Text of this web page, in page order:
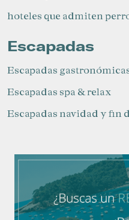
hoteles que admiten
Escapadas
Escapadas
Escapadas spa & relax
Escapadas navidad y fin